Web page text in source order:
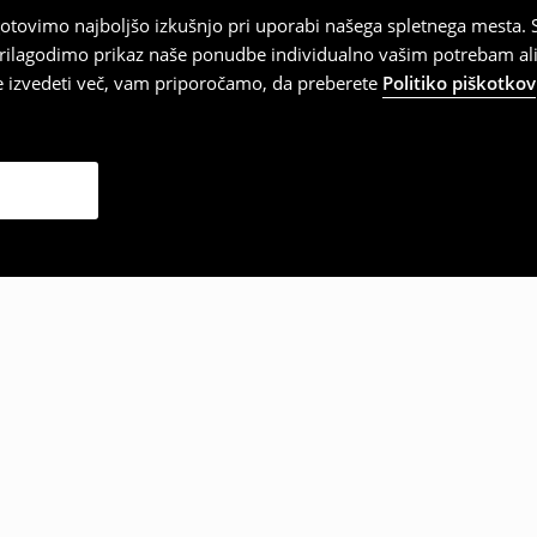
najboljšo izkušnjo pri uporabi našega spletnega
prikaz naše ponudbe individualno vašim potrebam
več, vam priporočamo, da preberete Politiko piškotkov